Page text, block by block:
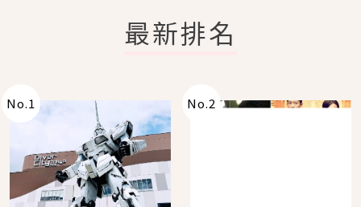
最新排名
No.1 No.2